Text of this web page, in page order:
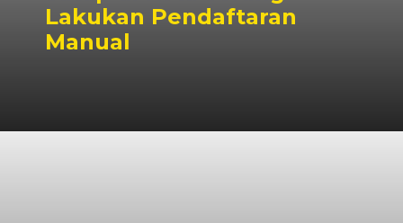
Lakukan Pendaftaran
Manual